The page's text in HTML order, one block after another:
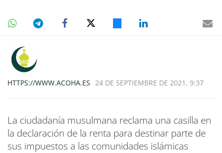
HTTPS://WWW.ACOHA.ES 24 DE SEPTIEMBRE DE 2021, 9:37
La ciudadanía musulmana reclama una casilla en
la declaración de la renta para destinar parte de
sus impuestos a las comunidades islámicas